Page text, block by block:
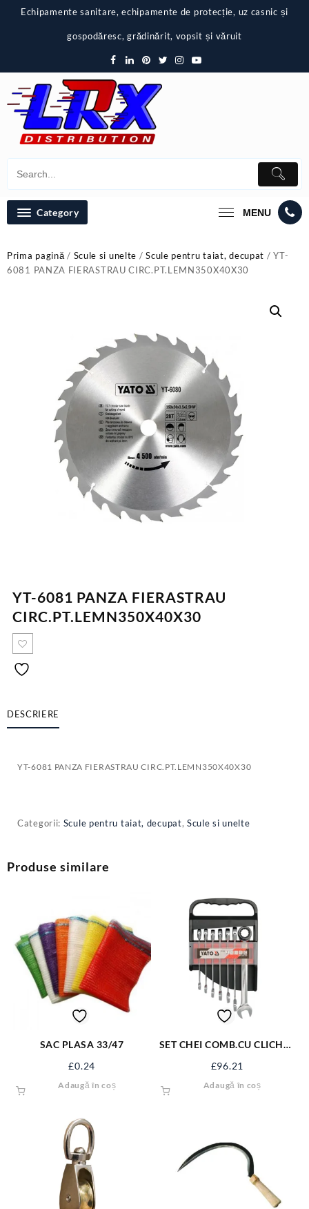
Echipamente sanitare, echipamente de protecție, uz casnic și
gospodăresc, grădinărit, vopsit și văruit
Category MENU
Prima pagină/ Scule si unelte /Scule pentru taiat, decupat / YT-
6081 PANZA FIERASTRAU CIRC.PT.LEMN350X40X30
YT-6081 PANZA FIERASTRAU
CIRC.PT.LEMN350X40X30
DESCRIERE
YT-6081 PANZA FIERASTRAU CIRC.PT.LEMN350X40X30
Categorii: Scule pentru taiat, decupat,Scule si unelte
Produse similare
SAC PLASA 33/47
£0.24
Adaugă în coș
SET CHEI COMB.CU CLICHET
£96.21
Adaugă în coș